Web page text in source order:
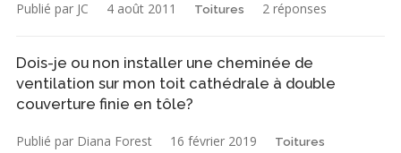
Publié par JC 4 août 2011 Toitures 2 réponses
Dois-je ou non installer une cheminée de
ventilation sur mon toit cathédrale à double
couverture finie en tôle?
Publié par Diana Forest 16 février 2019 Toitures